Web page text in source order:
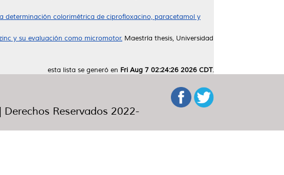
determinación colorimétrica de ciprofloxacino, paracetamol y
y su evaluación como micromotor. Maestría thesis, Universidad
esta lista se generó en Fri Aug 7 02:24:26 2026 CDT.
Derechos Reservados 2022-